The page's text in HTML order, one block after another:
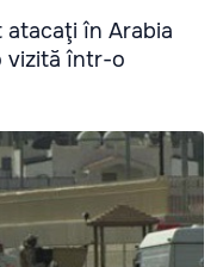
atacaţi în Arabia
vizită într-o